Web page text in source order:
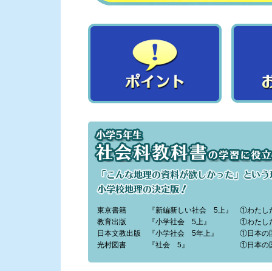
東京書籍 『新編新しい社会 5上』 ①わたし
教育出版 『小学社会 5上』 ①わたしたち
日本文教出版 『小学社会 5年上』 ①日本の国
光村図書 『社会 5』 ①日本の国土と